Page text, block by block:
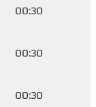
00:30
00:30
00:30